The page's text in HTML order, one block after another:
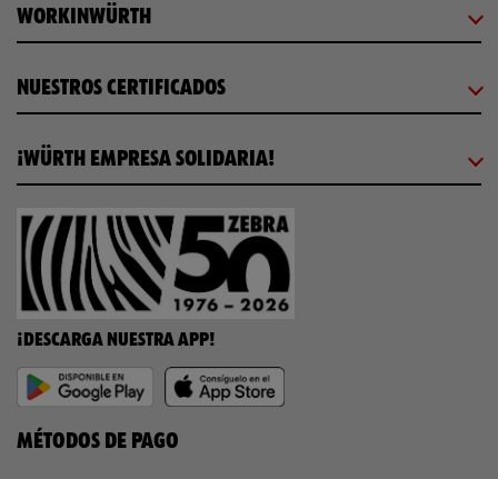
WORKINWÜRTH
NUESTROS CERTIFICADOS
¡WÜRTH EMPRESA SOLIDARIA!
¡DESCARGA NUESTRA APP!
MÉTODOS DE PAGO